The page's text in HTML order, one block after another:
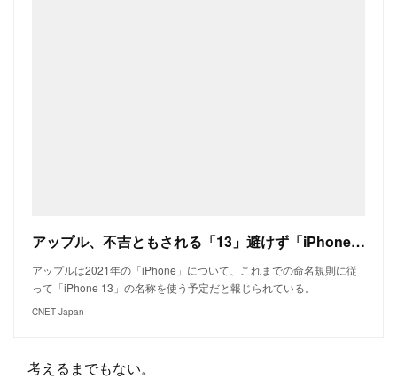
アップル、不吉ともされる「13」避けず「iPhone」のナンバリングを踏襲か
アップルは2021年の「iPhone」について、これまでの命名規則に従
って「iPhone 13」の名称を使う予定だと報じられている。
CNET Japan
考えるまでもない。